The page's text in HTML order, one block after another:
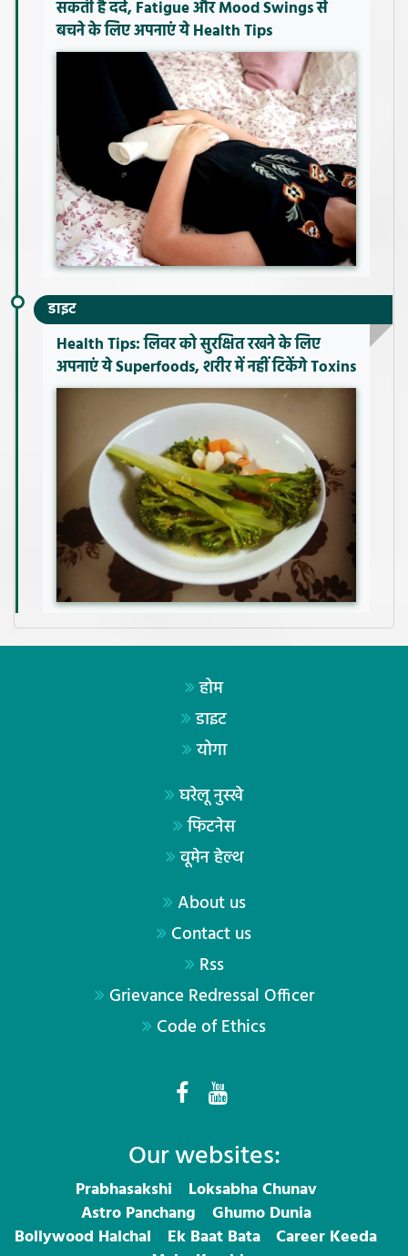
सकती है दर्द, Fatigue और Mood Swings से
बचने के लिए अपनाएं ये Health Tips
डाइट
Health Tips: लिवर को सुरक्षित रखने के लिए
अपनाएं ये Superfoods, शरीर में नहीं टिकेंगे Toxins
होम
डाइट
योगा
घरेलू नुस्खे
फिटनेस
वूमेन हेल्थ
About us
Contact us
Rss
Grievance Redressal Officer
Code of Ethics
Our websites:
Prabhasakshi
Loksabha Chunav
Astro Panchang
Ghumo Dunia
Bollywood Halchal
Ek Baat Bata
Career Keeda